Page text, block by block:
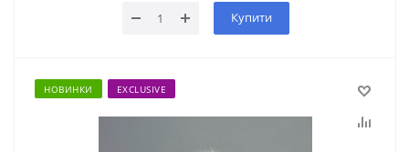
Купити
НОВИНКИ EXCLUSIVE